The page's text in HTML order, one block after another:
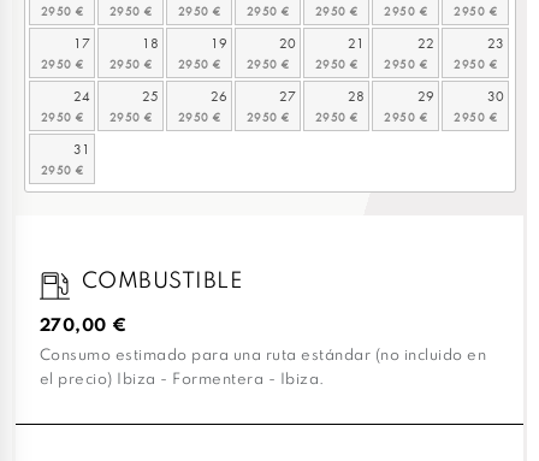
17 18 19 20 21 22 23
24 25 26 27 28 29 30
31
COMBUSTIBLE
270,00 €
Consumo estimado para una ruta estándar (no incluido en
el precio) Ibiza - Formentera - Ibiza.